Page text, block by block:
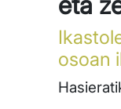
osoan